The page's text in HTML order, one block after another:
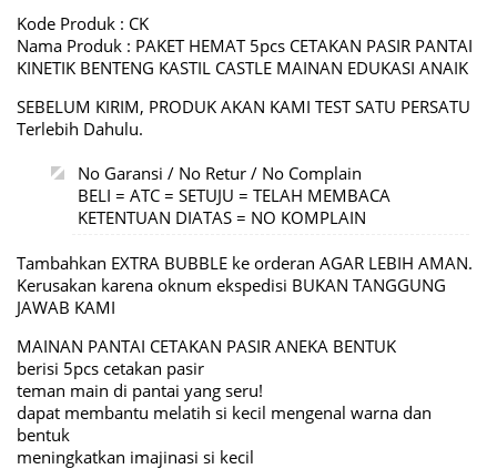
Kode Produk : CK
Nama Produk : PAKET HEMAT 5pcs CETAKAN PASIR PANTAI
KINETIK BENTENG KASTIL CASTLE MAINAN EDUKASI ANAIK
SEBELUM KIRIM, PRODUK AKAN KAMI TEST SATU PERSATU
Terlebih Dahulu.
No Garansi / No Retur / No Complain
BELI = ATC = SETUJU = TELAH MEMBACA
KETENTUAN DIATAS = NO KOMPLAIN
Tambahkan EXTRA BUBBLE ke orderan AGAR LEBIH AMAN.
Kerusakan karena oknum ekspedisi BUKAN TANGGUNG
JAWAB KAMI
MAINAN PANTAI CETAKAN PASIR ANEKA BENTUK
berisi 5pcs cetakan pasir
teman main di pantai yang seru!
dapat membantu melatih si kecil mengenal warna dan
bentuk
meningkatkan imajinasi si kecil